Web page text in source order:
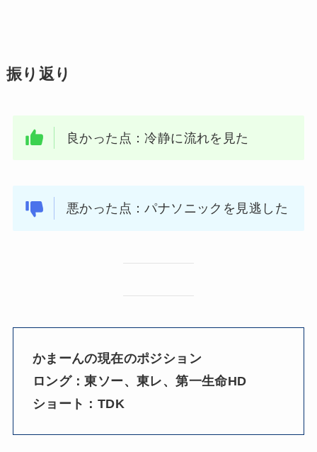
振り返り
良かった点：冷静に流れを見た
悪かった点：パナソニックを見逃した
かまーんの現在のポジション
ロング：東ソー、東レ、第一生命HD
ショート：TDK